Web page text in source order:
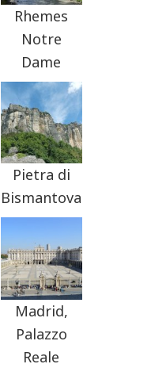
Rhemes
Notre
Dame
Pietra di
Bismantova
Madrid,
Palazzo
Reale